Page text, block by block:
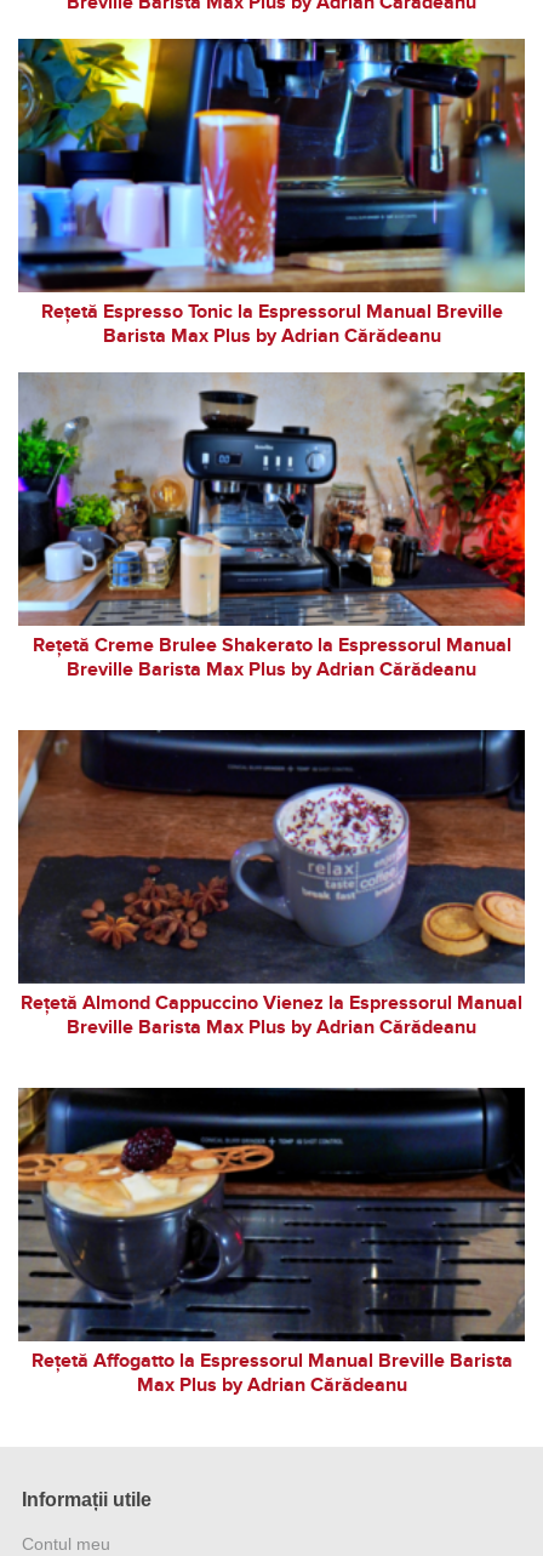
Rețetă Espresso Tonic la Espressorul Manual Breville
Barista Max Plus by Adrian Cărădeanu
Rețetă Creme Brulee Shakerato la Espressorul Manual
Breville Barista Max Plus by Adrian Cărădeanu
Rețetă Almond Cappuccino Vienez la Espressorul Manual
Breville Barista Max Plus by Adrian Cărădeanu
Rețetă Affogatto la Espressorul Manual Breville Barista
Max Plus by Adrian Cărădeanu
Informații utile
Contul meu